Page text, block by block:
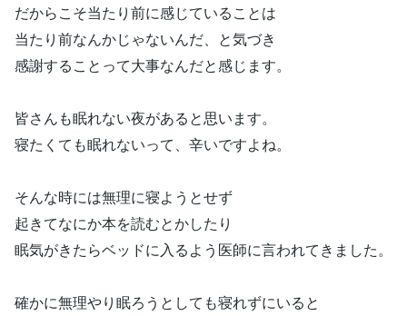
だからこそ当たり前に感じていることは
当たり前なんかじゃないんだ、と気づき
感謝することって大事なんだと感じます。
皆さんも眠れない夜があると思います。
寝たくても眠れないって、辛いですよね。
そんな時には無理に寝ようとせず
起きてなにか本を読むとかしたり
眠気がきたらベッドに入るよう医師に言われてきました。
確かに無理やり眠ろうとしても寝れずにいると